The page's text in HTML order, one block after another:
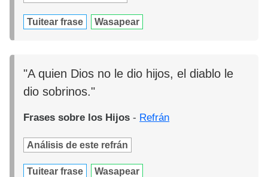
Tuitear frase Wasapear
"A quien Dios no le dio hijos, el diablo le
dio sobrinos."
Frases sobre los Hijos - Refrán
Análisis de este refrán
Tuitear frase Wasapear